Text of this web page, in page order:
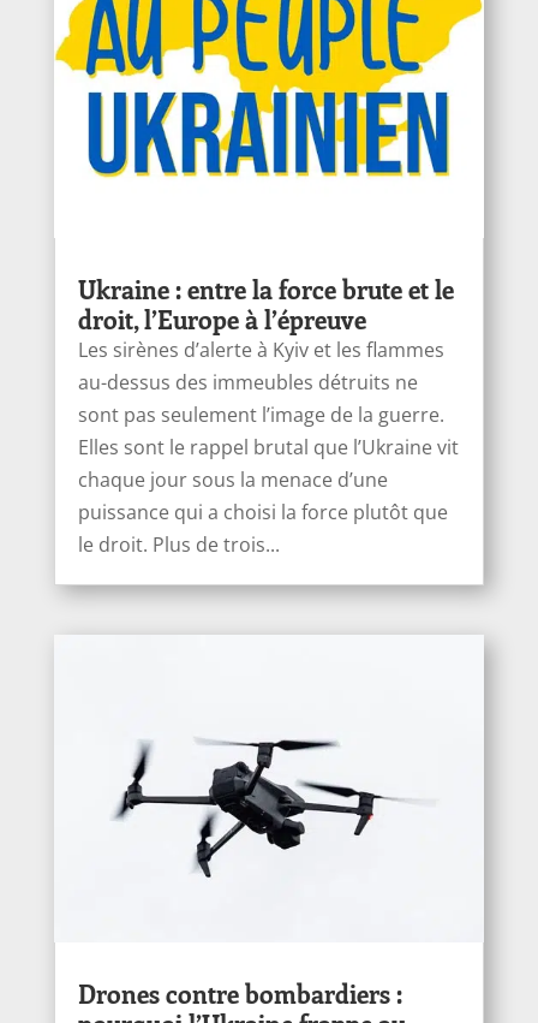
Ukraine : entre la force brute et le
droit, l’Europe à l’épreuve
Les sirènes d’alerte à Kyiv et les flammes
au-dessus des immeubles détruits ne
sont pas seulement l’image de la guerre.
Elles sont le rappel brutal que l’Ukraine vit
chaque jour sous la menace d’une
puissance qui a choisi la force plutôt que
le droit. Plus de trois...
Drones contre bombardiers :